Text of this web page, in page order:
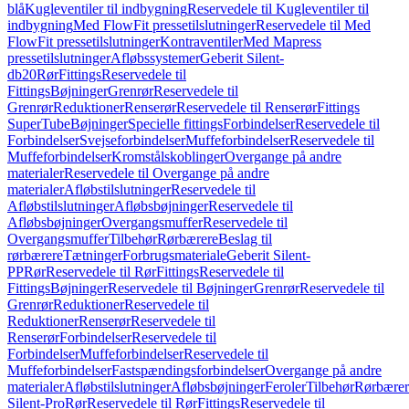
blåKugleventiler til indbygningReservedele til Kugleventiler til
indbygningMed FlowFit pressetilslutningerReservedele til Med
FlowFit pressetilslutningerKontraventilerMed Mapress
pressetilslutningerAfløbssystemerGeberit Silent-
db20RørFittingsReservedele til
FittingsBøjningerGrenrørReservedele til
GrenrørReduktionerRenserørReservedele til RenserørFittings
SuperTubeBøjningerSpecielle fittingsForbindelserReservedele til
ForbindelserSvejseforbindelserMuffeforbindelserReservedele til
MuffeforbindelserKromstålskoblingerOvergange på andre
materialerReservedele til Overgange på andre
materialerAfløbstilslutningerReservedele til
AfløbstilslutningerAfløbsbøjningerReservedele til
AfløbsbøjningerOvergangsmufferReservedele til
OvergangsmufferTilbehørRørbærereBeslag til
rørbærereTætningerForbrugsmaterialeGeberit Silent-
PPRørReservedele til RørFittingsReservedele til
FittingsBøjningerReservedele til BøjningerGrenrørReservedele til
GrenrørReduktionerReservedele til
ReduktionerRenserørReservedele til
RenserørForbindelserReservedele til
ForbindelserMuffeforbindelserReservedele til
MuffeforbindelserFastspændingsforbindelserOvergange på andre
materialerAfløbstilslutningerAfløbsbøjningerFerolerTilbehør
Silent-ProRørReservedele til RørFittingsReservedele til